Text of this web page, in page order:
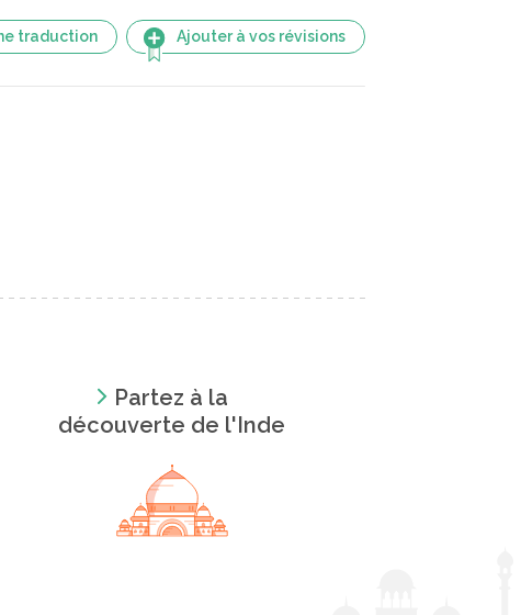
traduction Ajouter à vos révisions
Partez à la
découverte de l'Inde